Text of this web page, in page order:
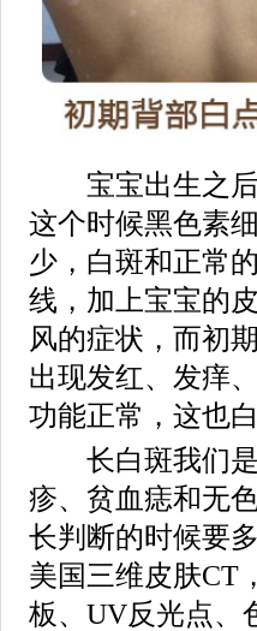
宝宝出生之后
这个时候黑色素
少，白斑和正常
线，加上宝宝的
风的症状，而初
出现发红、发痒
功能正常，这也
长白斑我们是
疹、贫血痣和无
长判断的时候要
美国三维皮肤CT
板、UV反光点、